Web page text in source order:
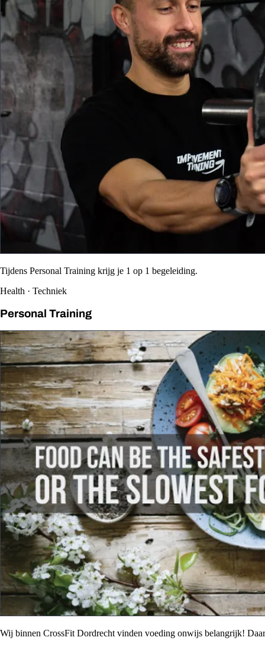
Tijdens Personal Training krijg je 1 op 1 begeleiding.
Health · Techniek
Personal Training
Wij binnen CrossFit Dordrecht vinden voeding onwijs belangrijk!